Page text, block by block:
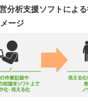
分析支援ソフトによ
ージ